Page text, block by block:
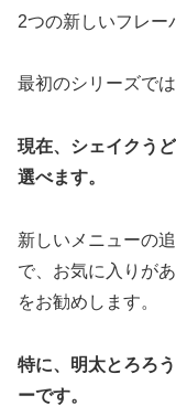
2つの新しいフレー
最初のシリーズで
現在、シェイクう
選べます。
新しいメニューの
で、お気に入りが
をお勧めします。
特に、明太とろろ
ーです。